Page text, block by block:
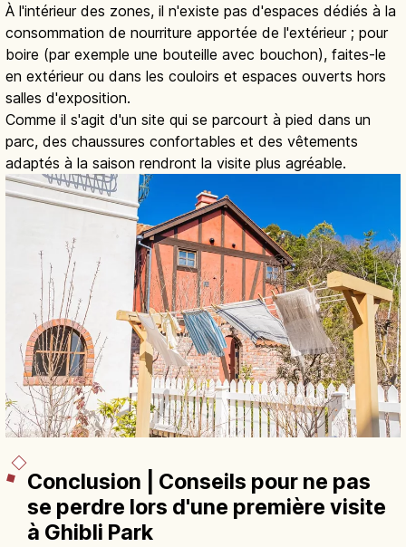
À l'intérieur des zones, il n'existe pas d'espaces dédiés à la
consommation de nourriture apportée de l'extérieur ; pour
boire (par exemple une bouteille avec bouchon), faites-le
en extérieur ou dans les couloirs et espaces ouverts hors
salles d'exposition.
Comme il s'agit d'un site qui se parcourt à pied dans un
parc, des chaussures confortables et des vêtements
adaptés à la saison rendront la visite plus agréable.
Conclusion | Conseils pour ne pas
se perdre lors d'une première visite
à Ghibli Park